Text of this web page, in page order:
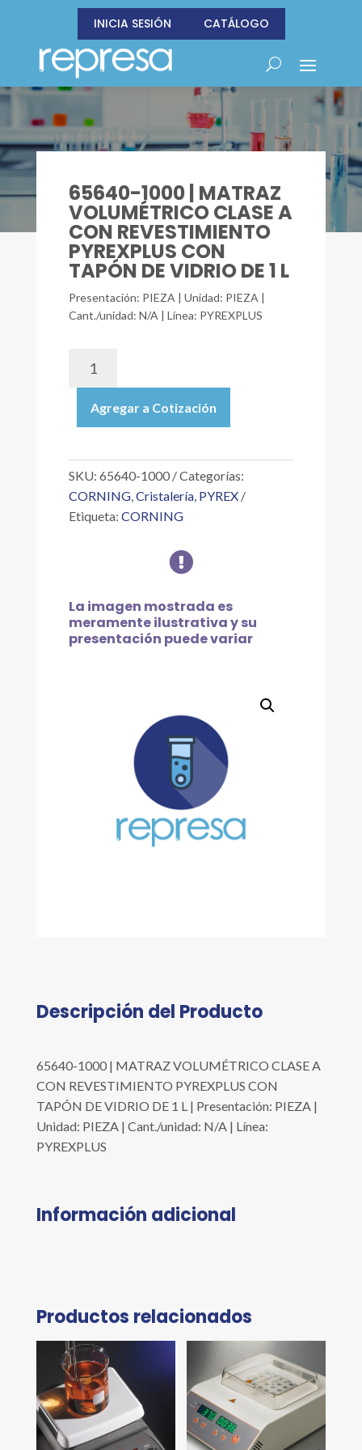
INICIA SESIÓN CATÁLOGO
65640-1000 | MATRAZ
VOLUMÉTRICO CLASE A
CON REVESTIMIENTO
PYREXPLUS CON
TAPÓN DE VIDRIO DE 1 L
Presentación: PIEZA | Unidad: PIEZA |
Cant./unidad: N/A | Línea: PYREXPLUS
1000
MATRAZ
VOLUMÉTRICO
A
REVESTIMIENTO
PYREXPLUS
VIDRIO
DE
1
Agregar a Cotización
SKU: 65640-1000
Categorías:
CORNING,Cristalería, PYREX
Etiqueta: CORNING

La imagen mostrada es
meramente ilustrativa y su
presentación puede variar
Descripción del Producto
65640-1000 | MATRAZ VOLUMÉTRICO CLASE A
CON REVESTIMIENTO PYREXPLUS CON
TAPÓN DE VIDRIO DE 1 L | Presentación: PIEZA |
Unidad: PIEZA | Cant./unidad: N/A | Línea:
PYREXPLUS
Información adicional
Productos relacionados